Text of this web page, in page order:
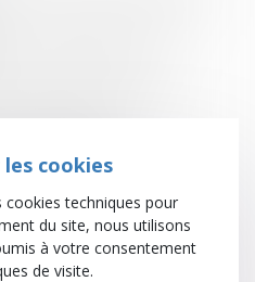
bail commercial
contrats bail locatif,
…
(responsabilité,
cookies
techniques pour
du site, nous utilisons
à votre consentement
de visite.